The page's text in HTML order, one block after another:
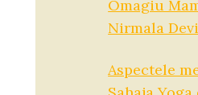
Omagiu
Nirmala Devi
Aspectele